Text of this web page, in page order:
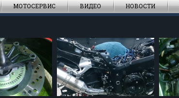
МОТОСЕРВИС ВИДЕО НОВОСТИ